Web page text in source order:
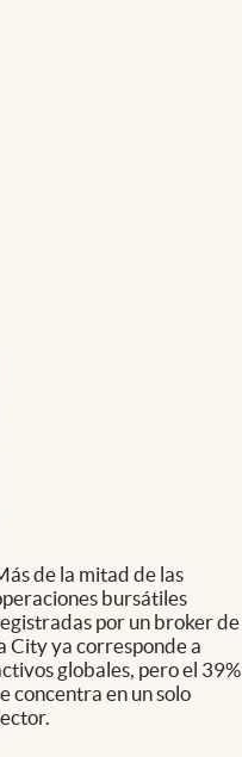
de la mitad de las
bursátiles
por un broker de
City ya corresponde a
globales, pero el 39%
concentra en un solo